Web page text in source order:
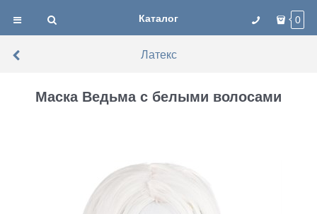
Каталог 0
Латекс
Маска Ведьма с белыми волосами